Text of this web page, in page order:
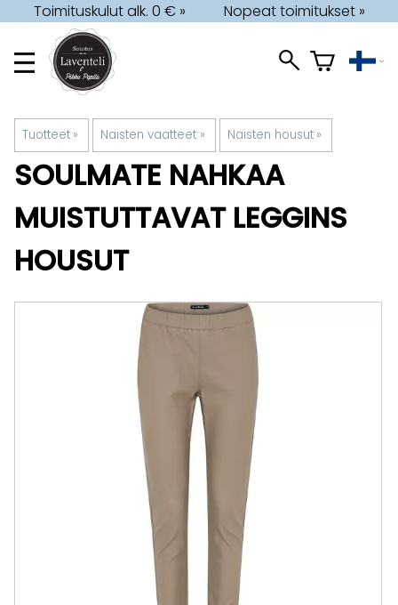
Toimituskulut alk. 0 € » Nopeat toimitukset »
Tuotteet ‪» Naisten vaatteet ‪» Naisten housut ‪»
SOULMATE NAHKAA
MUISTUTTAVAT LEGGINS
HOUSUT